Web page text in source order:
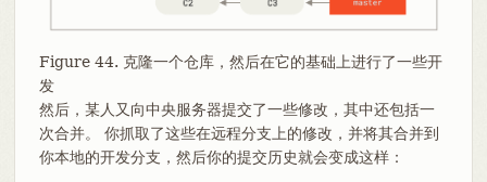
Figure 44. 克隆一个仓库，然后在它的基础上进行了一些开
发
然后，某人又向中央服务器提交了一些修改，其中还包括一
次合并。 你抓取了这些在远程分支上的修改，并将其合并到
你本地的开发分支，然后你的提交历史就会变成这样：